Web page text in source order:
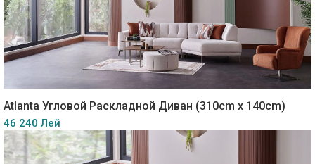
Atlanta Угловой Раскладной Диван (310cm x 140cm)
46 240 Лей